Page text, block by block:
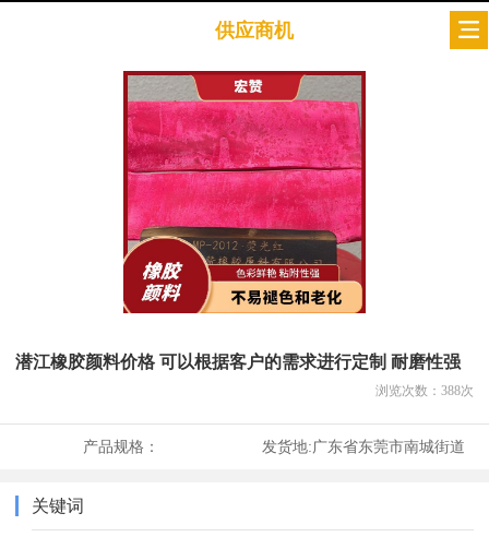
供应商机
潜江橡胶颜料价格 可以根据客户的需求进行定制 耐磨性强
浏览次数： 388次
产品规格： 发货地:广东省东莞市南城街道
关键词